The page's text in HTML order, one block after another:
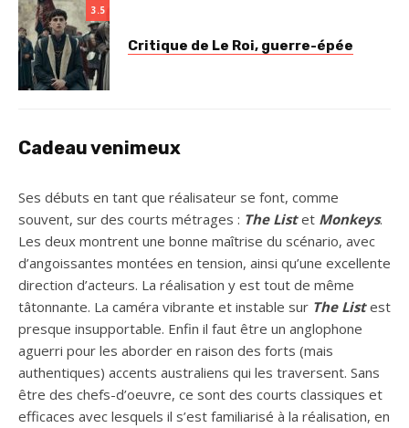
3.5
Critique de Le Roi, guerre-épée
Cadeau venimeux
Ses débuts en tant que réalisateur se font, comme
souvent, sur des courts métrages : The Listet Monkeys.
Les deux montrent une bonne maîtrise du scénario, avec
d’angoissantes montées en tension, ainsi qu’une excellente
direction d’acteurs. La réalisation y est tout de même
tâtonnante. La caméra vibrante et instable sur The Listest
presque insupportable. Enfin il faut être un anglophone
aguerri pour les aborder en raison des forts (mais
authentiques) accents australiens qui les traversent. Sans
être des chefs-d’oeuvre, ce sont des courts classiques et
efficaces avec lesquels il s’est familiarisé à la réalisation, en